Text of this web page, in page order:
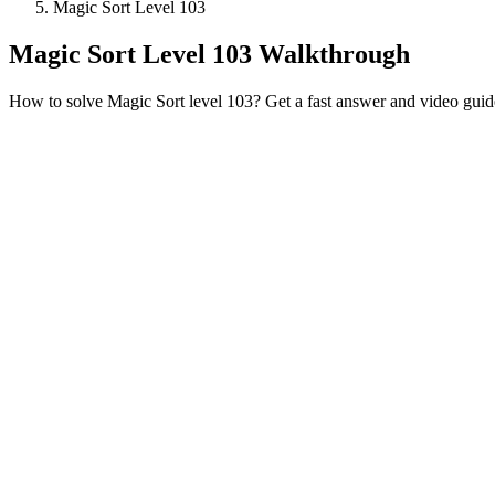
Magic Sort Level 103
Magic Sort Level 103 Walkthrough
How to solve Magic Sort level 103? Get a fast answer and video